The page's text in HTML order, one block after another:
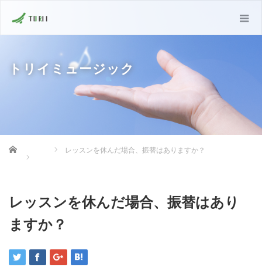
トリイミュージック
Home レッスンを休んだ場合、振替はありますか？
レッスンを休んだ場合、振替はあり
ますか？